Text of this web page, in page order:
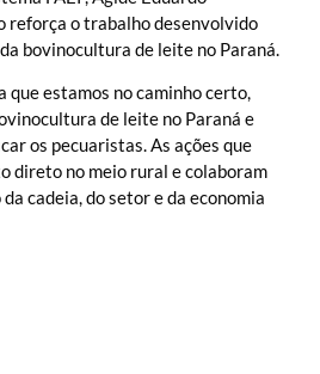
reforça o trabalho desenvolvido
bovinocultura de leite no Paraná.
que estamos no caminho certo,
de leite no Paraná e
os pecuaristas. As ações que
direto no meio rural e colaboram
cadeia, do setor e da economia